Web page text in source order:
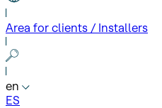
Area for clients / Installers
en
ES